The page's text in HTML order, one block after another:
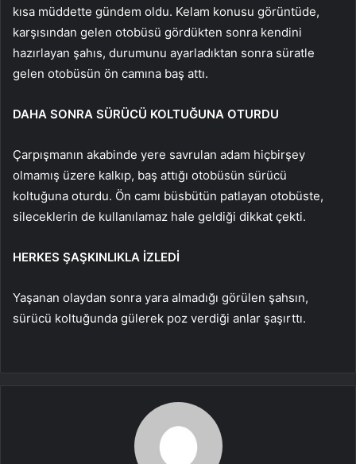
kısa müddette gündem oldu. Kelam konusu görüntüde,
karşısından gelen otobüsü gördükten sonra kendini
hazırlayan şahıs, durumunu ayarladıktan sonra süratle
gelen otobüsün ön camına baş attı.
DAHA SONRA SÜRÜCÜ KOLTUĞUNA OTURDU
Çarpışmanın akabinde yere savrulan adam hiçbirşey
olmamış üzere kalkıp, baş attığı otobüsün sürücü
koltuğuna oturdu. Ön camı büsbütün patlayan otobüste,
sileceklerin de kullanılamaz hale geldiği dikkat çekti.
HERKES ŞAŞKINLIKLA İZLEDİ
Yaşanan olaydan sonra yara almadığı görülen şahsın,
sürücü koltuğunda gülerek poz verdiği anlar şaşırttı.